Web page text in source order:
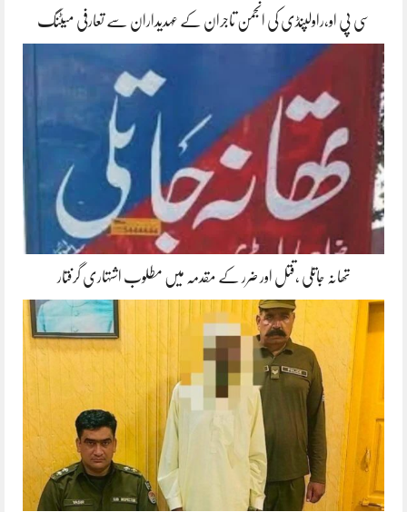
سی پی او،راولپنڈی کی انجمن تاجران کے عہدیداران سے تعارفی میٹنگ
تھانہ جاتلی ،قتل اور ضرر کے مقدمہ میں مطلوب اشتہاری گرفتار